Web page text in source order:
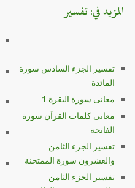
المزيد في: تفسير
تفسير الجزء السادس سورة
المائدة
معانى سورة البقرة 1
معانى كلمات القرآن سورة
الفاتحة
تفسير الجزء الثامن
والعشرون سورة الممتحنة
تفسير الجزء الثامن